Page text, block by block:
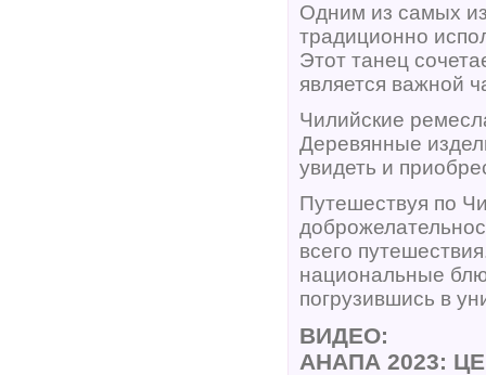
Одним из самых
традиционно
Этот танец
является важной
Чилийские
Деревянные
увидеть и
Путешествуя по
всего
национальные
погрузившись в
ВИДЕО:
АНАПА 2023: